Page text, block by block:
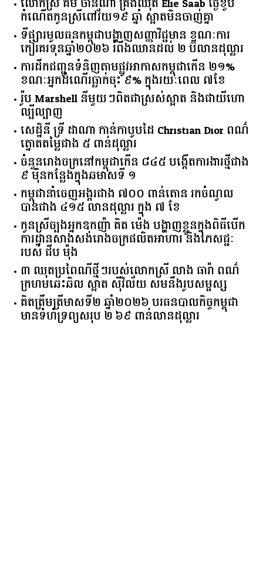
កំណើតកូនស្រីពៅវ័យ១៩ ឆ្នាំ ស្អាតមិនចាញ់គ្នា
ទីផ្សារ​មូលធន​កម្ពុជា​បង្ហាញ​សញ្ញា​វិជ្ជមាន​ ​ខណៈ​ការ​
កៀរគរ​ទុន​ឆ្នាំ​២០២៦​ ​រំពឹង​ឈានដល់​ ​២​ ​ប៊ីលាន​ដុល្លារ​
ការដឹកជញ្ជូនទំនិញតាមផ្លូវអាកាសកម្ពុជាកើន ២១%
ខណៈអ្នកដំណើរធ្លាក់ចុះ ៩% ក្នុងរយៈពេល ៧ខែ
រ៉ូប Marshell នីមួយៗពិតជាស្រស់ស្អាត និងជាយីហោ
ល្បីល្បាញ
សេដ្ឋិនី ទ្រី ដាណា កាន់កាបូបដៃ Christian Dior ពណ៌
ត្នោតតម្លៃជាង ៥ ពាន់ដុល្លារ
ចំនួន​រោងចក្រ​នៅ​កម្ពុជា​កើន​ ​៨៤៥​ ​បង្កើត​ការងារ​ថ្មី​ជាង​
​៩​ ​ម៉ឺន​កន្លែង​ក្នុង​ឆមាស​ទី ​១​
កម្ពុជានាំចេញអង្ករជាង ៧០០ ពាន់តោន រកចំណូល
បានជាង ៤១៥ លានដុល្លារ ក្នុង ៧ ខែ
កូនស្រីច្បងអ្នកឧកញ៉ា គិត ម៉េង បង្ហាញខ្លួនក្នុងពិធីបើក
ការដ្ឋានសាងសង់រោងចក្រផលិតអាហារ និងភេសជ្ជៈ
របស់ ជីប ម៉ុង
៣ ឈុតប្រពៃណីថ្មីៗរបស់លោកស្រី លាង ធារ៉ា ពណ៌
ក្រហមឆេះឆិល ស្អាត ​ស៊ីវិល័យ សមនឹងរូបសម្ផស្ស
គិត​ត្រឹមត្រីមាស​ទី​២​ ​ឆ្នាំ​២០២៦​ បរធន​បាលកិច្ច​កម្ពុជា​ ​
មាន​ទំហំ​ទ្រព្យ​សរុប​ ​២.៦៩​ ​ពាន់លាន​ដុល្លារ​